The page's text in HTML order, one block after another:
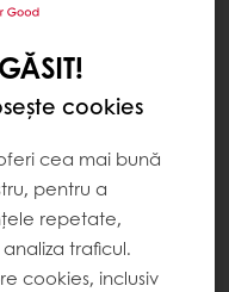
cookies
cea mai bună
pentru a
repetate,
traficul.
cookies, inclusiv